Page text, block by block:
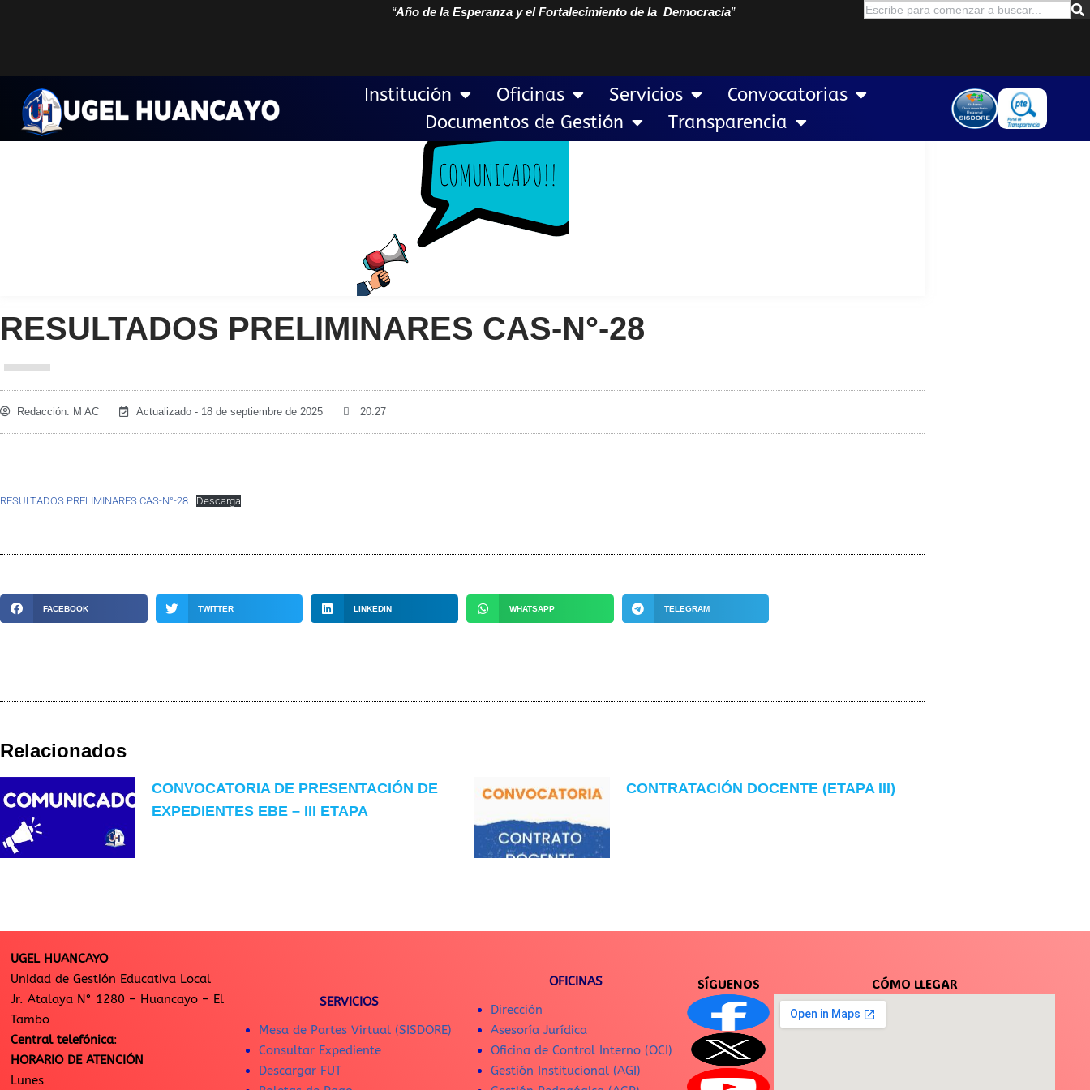
contenido
“Año de la Esperanza y el Fortalecimiento de la Democracia”
Institución Oficinas Servicios
Convocatorias
Documentos de Gestión
Transparencia
RESULTADOS PRELIMINARES CAS-N°-28
Redacción: M AC Actualizado - 18 de septiembre de 2025 20:27
RESULTADOS PRELIMINARES CAS-N°-28 Descarga
FACEBOOK TWITTER LINKEDIN WHATSAPP TELEGRAM
Relacionados
CONVOCATORIA DE PRESENTACIÓN DE
EXPEDIENTES EBE – III ETAPA
CONTRATACIÓN DOCENTE (ETAPA III)
UGEL HUANCAYO
Unidad de Gestión Educativa Local
Jr. Atalaya N° 1280 – Huancayo – El
Tambo
Central telefónica:
HORARIO DE ATENCIÓN
Lunes
SERVICIOS
Mesa de Partes Virtual (SISDORE)
Consultar Expediente
Descargar FUT
OFICINAS
Dirección
Asesoría Jurídica
Oficina de Control Interno (OCI)
Gestión Institucional (AGI)
SÍGUENOS CÓMO LLEGAR